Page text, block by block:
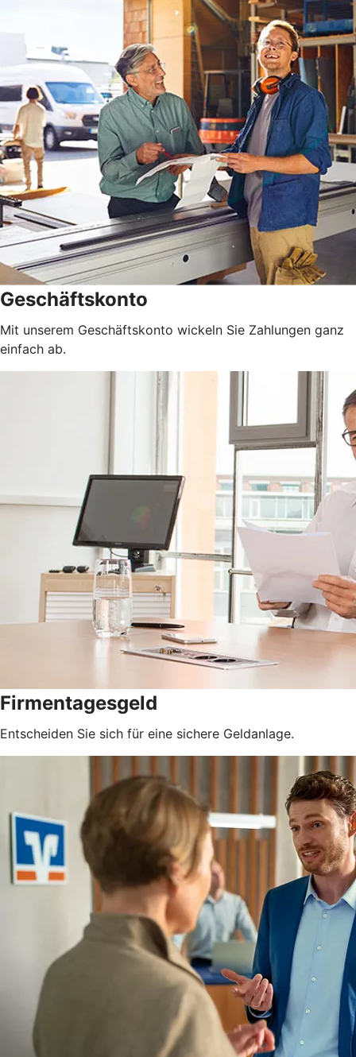
Geschäftskonto
Mit unserem Geschäftskonto wickeln Sie Zahlungen ganz
einfach ab.
Firmentagesgeld
Entscheiden Sie sich für eine sichere Geldanlage.